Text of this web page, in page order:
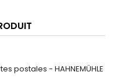
postales - HAHNEMÜHLE